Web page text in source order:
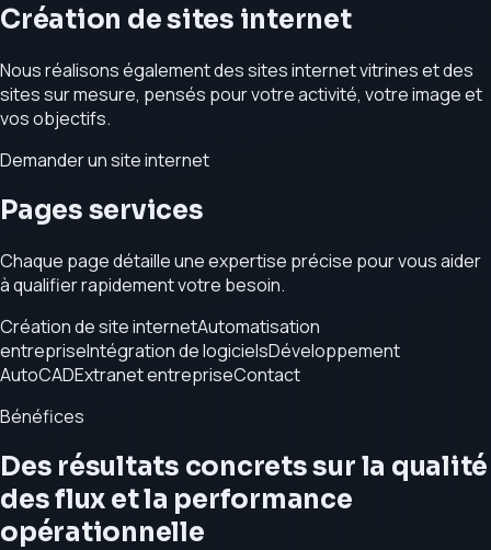
Création de sites internet
Nous réalisons également des sites internet vitrines et des
sites sur mesure, pensés pour votre activité, votre image et
vos objectifs.
Demander un site internet
Pages services
Chaque page détaille une expertise précise pour vous aider
à qualifier rapidement votre besoin.
Création de site internetAutomatisation
entrepriseIntégration de logicielsDéveloppement
AutoCADExtranet entrepriseContact
Bénéfices
Des résultats concrets sur la qualité
des flux et la performance
opérationnelle